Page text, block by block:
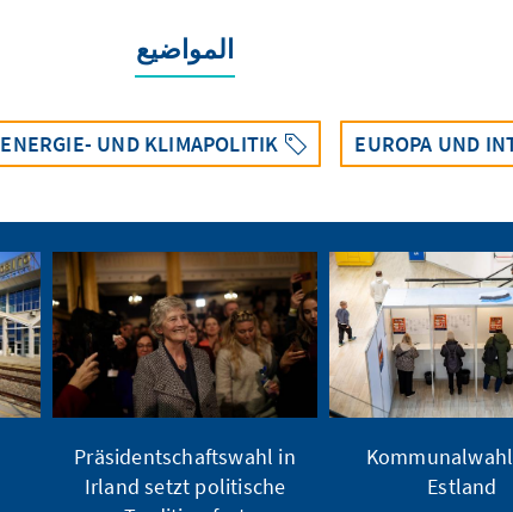
المواضيع
EUROPA UND
ENERGIE- UND KLIMAPOLITIK
Estland
Präsidentschaftswahl in
Irland setzt politische